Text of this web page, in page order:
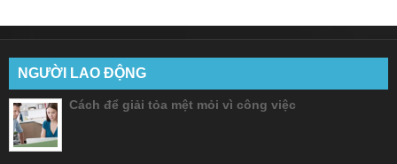
NGƯỜI LAO ĐỘNG
Cách để giải tỏa mệt mỏi vì công việc